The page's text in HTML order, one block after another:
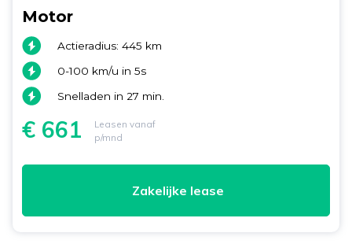
Motor
Actieradius: 445 km
0-100 km/u in 5s
Snelladen in 27 min.
€ 661
Leasen vanaf
p/mnd
Zakelijke lease